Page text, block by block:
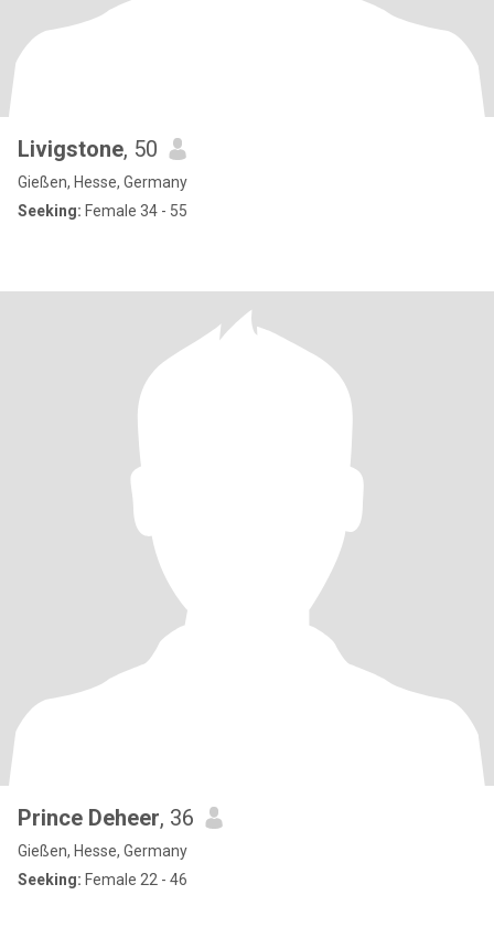
Livigstone, 50
Gießen, Hesse, Germany
Seeking: Female 34 - 55
Prince Deheer, 36
Gießen, Hesse, Germany
Seeking: Female 22 - 46